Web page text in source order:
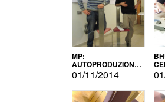
MP:
AUTOPRODUZIONE
E INNOVAZIONE
01/11/2014 E